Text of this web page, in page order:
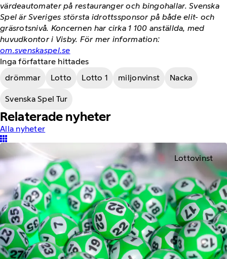
värdeautomater på restauranger och bingohallar. Svenska
Spel är Sveriges största idrottssponsor på både elit- och
gräsrotsnivå. Koncernen har cirka 1 100 anställda, med
huvudkontor i Visby. För mer information:
om.svenskaspel.se
Inga författare hittades
drömmar
Lotto Lotto 1 miljonvinst Nacka
Svenska Spel Tur
Relaterade nyheter
Alla nyheter
Lottovinst